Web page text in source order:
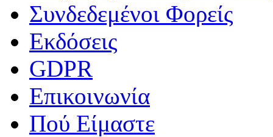
Συνδεδεμένοι Φορείς
Εκδόσεις
GDPR
Επικοινωνία
Πού Είμαστε